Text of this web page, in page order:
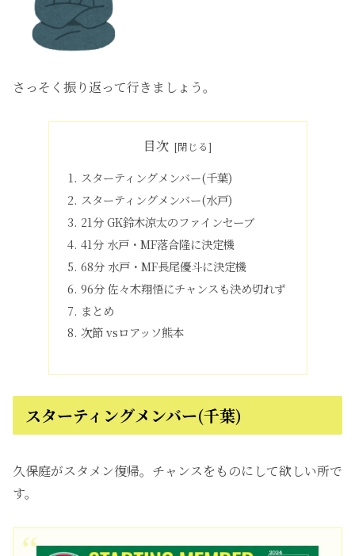
さっそく振り返って行きましょう。
目次
スターティングメンバー(千葉)
スターティングメンバー(水戸)
21分 GK鈴木涼太のファインセーブ
41分 水戸・MF落合隆に決定機
68分 水戸・MF長尾優斗に決定機
96分 佐々木翔悟にチャンスも決め切れず
まとめ
次節 vsロアッソ熊本
スターティングメンバー(千葉)
久保庭がスタメン復帰。チャンスをものにして欲しい所で
す。